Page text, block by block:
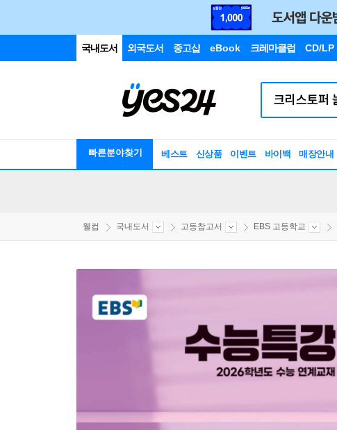
국내도서 외국도서 중고샵 eBook 크레마클럽 CD/LP
빠른분야찾기 베스트 신상품 이벤트 바이백 매장안내
웰컴 국내도서 고등참고서 EBS 고등학교